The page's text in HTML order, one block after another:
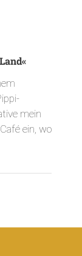
mein
ein, wo